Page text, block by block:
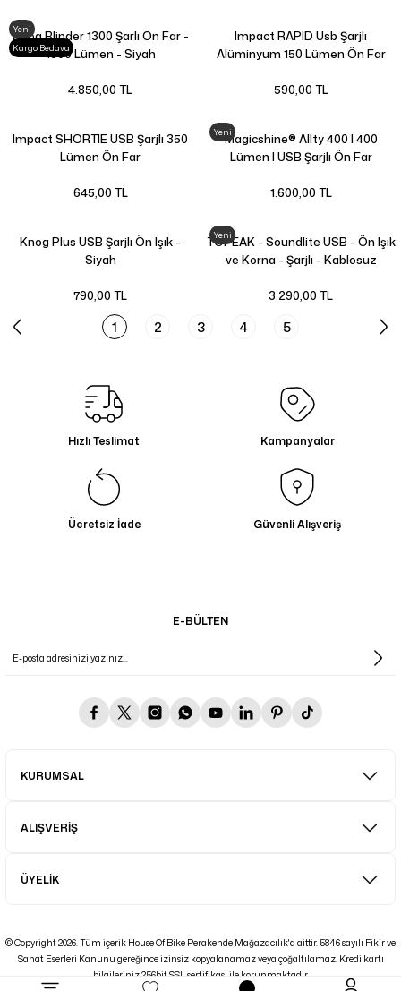
Yeni
Kargo Bedava
Knog Blinder 1300 Şarlı Ön Far -
1300 Lümen - Siyah
4.850,00 TL
Impact RAPID Usb Şarjlı
Alüminyum 150 Lümen Ön Far
590,00 TL
Impact SHORTIE USB Şarjlı 350
Lümen Ön Far
645,00 TL
YeniMagicshine® Allty 400 | 400
Lümen | USB Şarjlı Ön Far
1.600,00 TL
Knog Plus USB Şarjlı Ön Işık -
Siyah
790,00 TL
Yeni
TOPEAK - Soundlite USB - Ön Işık
ve Korna - Şarjlı - Kablosuz
3.290,00 TL
1 2 3 4 5
Hızlı Teslimat Kampanyalar
Ücretsiz İade Güvenli Alışveriş
E-BÜLTEN
KURUMSAL
ALIŞVERİŞ
ÜYELİK
© Copyright 2026. Tüm içerik House Of Bike Perakende Mağazacılık'a aittir. 5846 sayılı Fikir ve
Sanat Eserleri Kanunu gereğince izinsiz kopyalanamaz veya çoğaltılamaz. Kredi kartı
bilgileriniz 256bit SSL sertifikası ile korunmaktadır.